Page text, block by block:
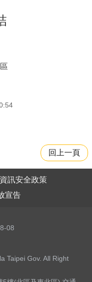
回上一頁
訊安全政策
宣告
08
Taipei Gov. All Right